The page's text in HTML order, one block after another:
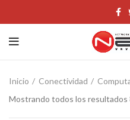
Inicio Conectividad
Mostrando todos los resultados